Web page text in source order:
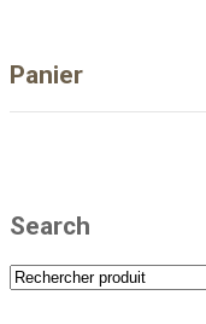
Panier
Search